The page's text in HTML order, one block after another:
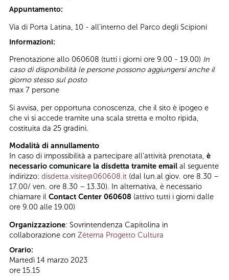
Appuntamento:
Via di Porta Latina, 10 - all'interno del Parco degli Scipioni
Informazioni:
Prenotazione allo 060608 (tutti i giorni ore 9.00 - 19.00) In
caso di disponibilità le persone possono aggiungersi anche il
giorno stesso sul posto
max 7 persone
Si avvisa, per opportuna conoscenza, che il sito è ipogeo e
che vi si accede tramite una scala stretta e molto ripida,
costituita da 25 gradini.
Modalità di annullamento
In caso di impossibilità a partecipare all’attività prenotata, è
necessario comunicare la disdetta tramite email al seguente
indirizzo: disdetta.visite@060608.it (dal lun.al giov. ore 8.30 –
17.00/ ven. ore 8.30 – 13.30). In alternativa, è necessario
chiamare il Contact Center 060608 (attivo tutti i giorni dalle
ore 9.00 alle 19.00)
Organizzazione: Sovrintendenza Capitolina in
collaborazione con Zètema Progetto Cultura
Orario:
Martedì 14 marzo 2023
ore 15.15